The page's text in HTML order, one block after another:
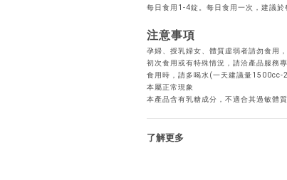
每日食用1-4錠。每日食用一次，建議於
注意事項
孕婦、授乳婦女、體質虛弱者請勿食用
初次食用或有特殊情況，請洽產品服務
食用時，請多喝水(一天建議量1500cc-
本屬正常現象
本產品含有乳糖成分，不適合其過敏體
了解更多